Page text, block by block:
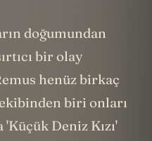
doğumundan
bir olay
henüz birkaç
biri onları